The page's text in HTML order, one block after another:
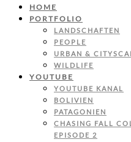
HOME
PORTFOLIO
LANDSCHAFTEN
PEOPLE
URBAN &
WILDLIFE
YOUTUBE
YOUTUBE KANAL
BOLIVIEN
PATAGONIEN
CHASING FALL
EPISODE 2